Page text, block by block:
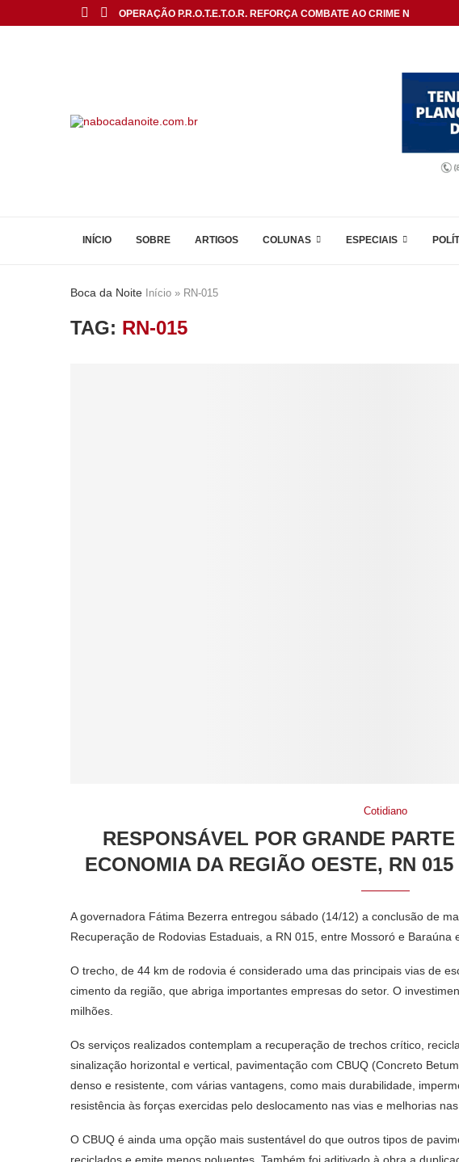
OPERAÇÃO P.R.O.T.E.T.O.R. REFORÇA COMBATE AO CRIME NAS
INÍCIO SOBRE ARTIGOS COLUNAS ESPECIAIS
Boca da Noite Início » RN-015
TAG: RN-015
Cotidiano
RESPONSÁVEL POR GRANDE
ECONOMIA DA REGIÃO OESTE, RN
A governadora Fátima Bezerra entregou sábado (14/12) a conclusão de
Recuperação de Rodovias Estaduais, a RN 015, entre Mossoró e Baraúna
O trecho, de 44 km de rodovia é considerado uma das principais vias de
cimento da região, que abriga importantes empresas do setor. O
milhões.
Os serviços realizados contemplam a recuperação de trechos crítico,
sinalização horizontal e vertical, pavimentação com CBUQ (Concreto
denso e resistente, com várias vantagens, como mais durabilidade,
resistência às forças exercidas pelo deslocamento nas vias e melhorias
O CBUQ é ainda uma opção mais sustentável do que outros tipos de